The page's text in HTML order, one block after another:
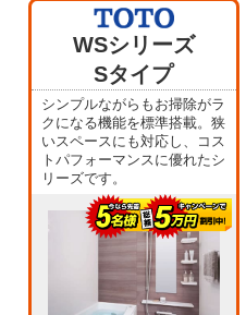
WSシリーズ
Sタイプ
シンプルながらもお掃除がラ
クになる機能を標準搭載。狭
いスペースにも対応し、コス
トパフォーマンスに優れたシ
リーズです。